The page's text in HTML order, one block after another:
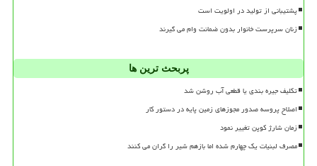
پشتیبانی از تولید در اولویت است
زنان سرپرست خانوار بدون ضمانت وام می گیرند
پربحث ترین ها
تکلیف جیره بندی یا قطعی آب روشن شد
اصلاح پروسه صدور مجوزهای زمین پایه در دستور کار
زمان شارژ کوپن تغییر نمود
مصرف لبنیات یک چهارم شده اما بازهم شیر را گران می کنند